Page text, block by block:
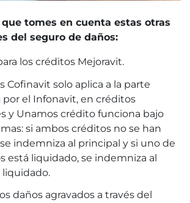
tomes en cuenta estas otras
del seguro de daños:
los créditos Mejoravit.
Cofinavit solo aplica a la parte
por el Infonavit, en créditos
y Unamos crédito funciona bajo
si ambos créditos no se han
indemniza al principal y si uno de
está liquidado, se indemniza al
daños agravados a través del